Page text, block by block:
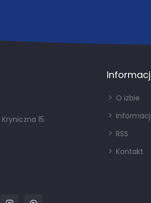
15
O izbie
RSS
Kontakt